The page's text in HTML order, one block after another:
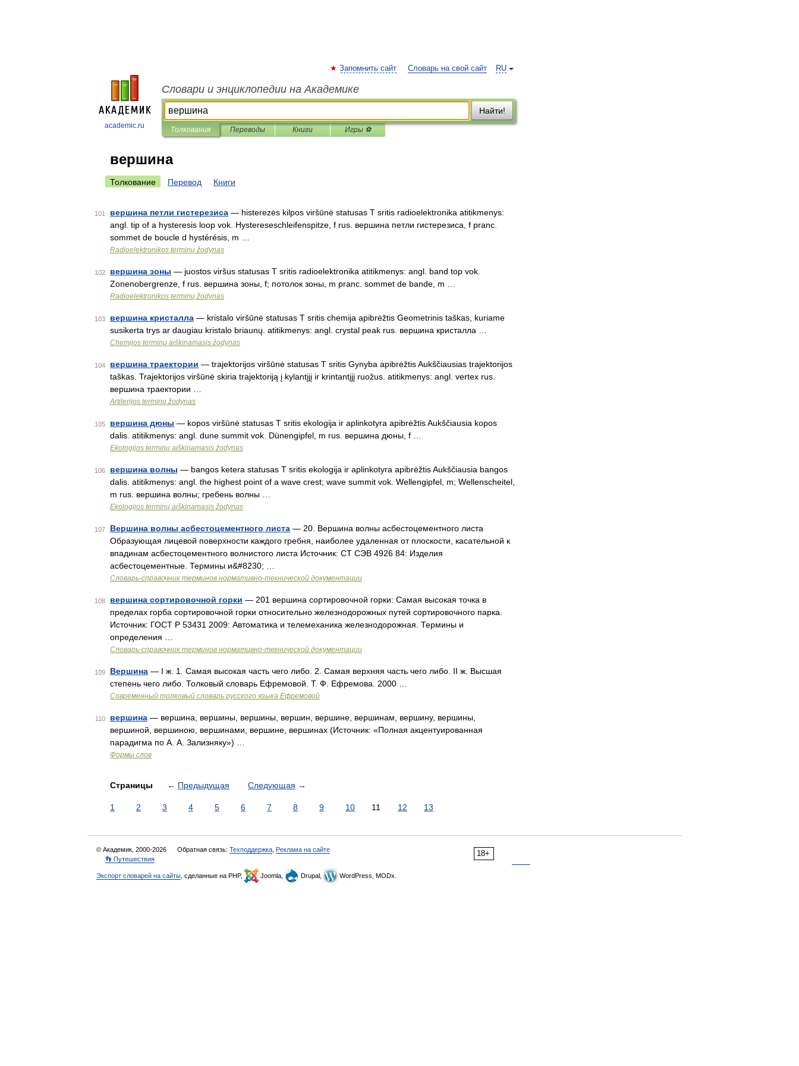
academic.ru
RU
Запомнить сайт Словарь на свой сайт
Словари и энциклопедии на Академике
Найти!
Толкования Переводы Книги Игры ⚽
вершина
Толкование Перевод Книги
101 вершина петли гистерезиса — histerezės kilpos viršūnė statusas T sritis radioelektronika atitikmenys:
angl. tip of a hysteresis loop vok. Hystereseschleifenspitze, f rus. вершина петли гистерезиса, f pranc.
sommet de boucle d hystérésis, m …
Radioelektronikos terminų žodynas
102 вершина зоны — juostos viršus statusas T sritis radioelektronika atitikmenys: angl. band top vok.
Zonenobergrenze, f rus. вершина зоны, f; потолок зоны, m pranc. sommet de bande, m …
Radioelektronikos terminų žodynas
103 вершина кристалла — kristalo viršūnė statusas T sritis chemija apibrėžtis Geometrinis taškas, kuriame
susikerta trys ar daugiau kristalo briaunų. atitikmenys: angl. crystal peak rus. вершина кристалла …
Chemijos terminų aiškinamasis žodynas
104 вершина траектории — trajektorijos viršūnė statusas T sritis Gynyba apibrėžtis Aukščiausias trajektorijos
taškas. Trajektorijos viršūnė skiria trajektoriją į kylantįjį ir krintantįjį ruožus. atitikmenys: angl. vertex rus.
вершина траектории …
Artilerijos terminų žodynas
105 вершина дюны — kopos viršūnė statusas T sritis ekologija ir aplinkotyra apibrėžtis Aukščiausia kopos
dalis. atitikmenys: angl. dune summit vok. Dünengipfel, m rus. вершина дюны, f …
Ekologijos terminų aiškinamasis žodynas
106 вершина волны — bangos ketera statusas T sritis ekologija ir aplinkotyra apibrėžtis Aukščiausia bangos
dalis. atitikmenys: angl. the highest point of a wave crest; wave summit vok. Wellengipfel, m; Wellenscheitel,
m rus. вершина волны; гребень волны …
Ekologijos terminų aiškinamasis žodynas
107 Вершина волны асбестоцементного листа — 20. Вершина волны асбестоцементного листа
Образующая лицевой поверхности каждого гребня, наиболее удаленная от плоскости, касательной к
впадинам асбестоцементного волнистого листа Источник: СТ СЭВ 4926 84: Изделия
асбестоцементные. Термины и&#8230; …
Словарь-справочник терминов нормативно-технической документации
108 вершина сортировочной горки — 201 вершина сортировочной горки: Самая высокая точка в
пределах горба сортировочной горки относительно железнодорожных путей сортировочного парка.
Источник: ГОСТ Р 53431 2009: Автоматика и телемеханика железнодорожная. Термины и
определения …
Словарь-справочник терминов нормативно-технической документации
109 Вершина — I ж. 1. Самая высокая часть чего либо. 2. Самая верхняя часть чего либо. II ж. Высшая
степень чего либо. Толковый словарь Ефремовой. Т. Ф. Ефремова. 2000 …
Современный толковый словарь русского языка Ефремовой
110 вершина — вершина, вершины, вершины, вершин, вершине, вершинам, вершину, вершины,
вершиной, вершиною, вершинами, вершине, вершинах (Источник: «Полная акцентуированная
парадигма по А. А. Зализняку») …
Формы слов
Страницы ← Предыдущая Следующая →
1 2 3 4 5 6 7 8 9 10 11 12 13
18+
© Академик, 2000-2026 Обратная связь: Техподдержка Реклама на сайте
👣 Путешествия
Экспорт словарей на сайты , сделанные на PHP, Joomla, Drupal, WordPress, MODx.